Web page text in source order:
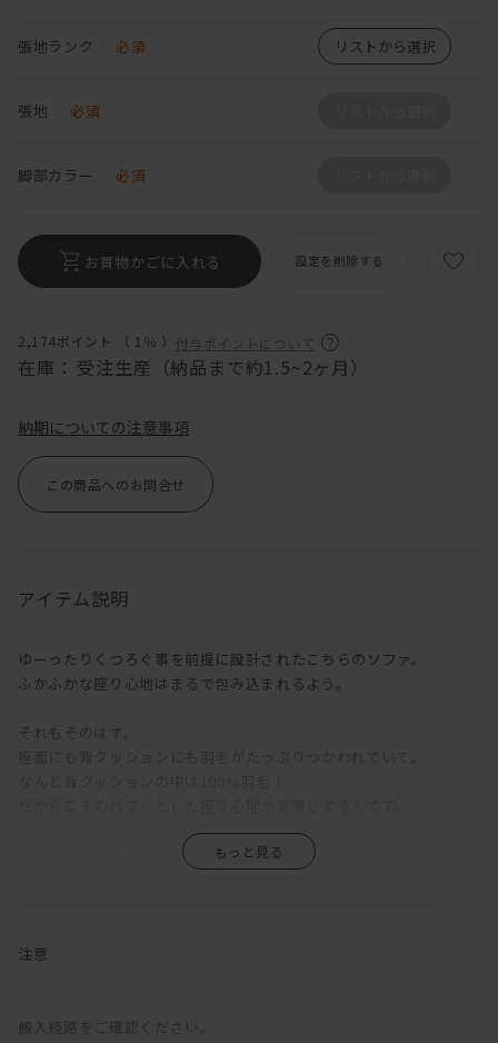
2,174ポイント （ 1％ ） 付与ポイントについて
在庫： 受注生産（納品まで約1.5~2ヶ月）
張地ランク 必須 リストから選択
張地 必須
脚部カラー 必須
お買物かごに入れる 設定を削除する
納期についての注意事項
この商品へのお問合せ
アイテム説明
ゆーったりくつろぐ事を前提に設計されたこちらのソファ。
ふかふかな座り心地はまるで包み込まれるよう。
それもそのはず。
さらに、肘付きソファの良い所。
どんな体勢でもあなたを支えてくれる至福のソファ。
◆豊富に選べる張地バリエーション◆
注意
搬入経路をご確認ください。